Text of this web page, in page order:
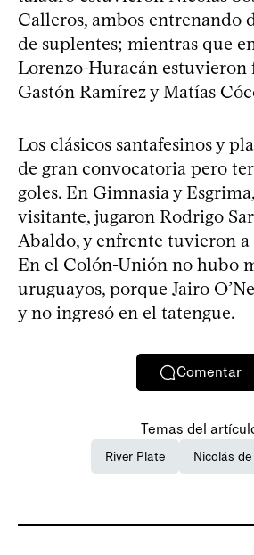
Calleros, ambos entrenando
de suplentes; mientras que
Lorenzo-Huracán estuvieron
Gastón Ramírez y Matías
Los clásicos santafesinos y
de gran convocatoria pero
goles. En Gimnasia y
visitante, jugaron Rodrigo
Abaldo, y enfrente tuvieron
En el Colón-Unión no hubo
uruguayos, porque Jairo
y no ingresó en el tatengue.
Comentar
Temas del
River Plate Nicolás